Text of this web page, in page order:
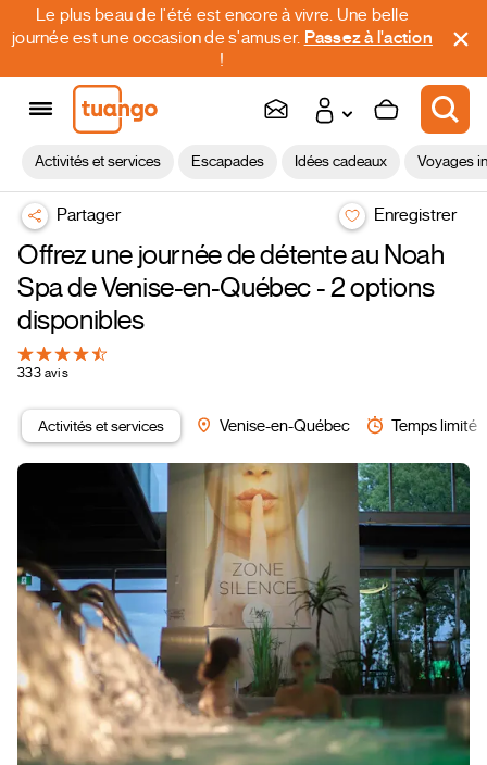
Le plus beau de l'été est encore à vivre. Une belle
journée est une occasion de s'amuser. Passez à l'action
!
Activités et services Escapades Idées cadeaux Voyages
Partager Enregistrer
Offrez une journée de détente au Noah
Spa de Venise-en-Québec - 2 options
disponibles
333 avis
Activités et services Venise-en-Québec Temps limité